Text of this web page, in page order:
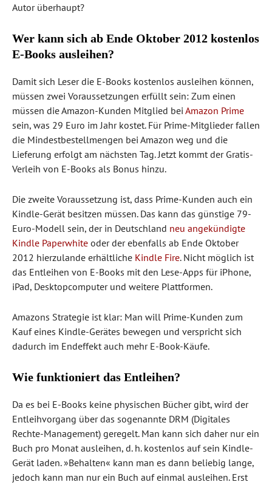
Autor überhaupt?
Wer kann sich ab Ende Oktober 2012 kostenlos
E-Books ausleihen?
Damit sich Leser die E-Books kostenlos ausleihen können,
müssen zwei Voraussetzungen erfüllt sein: Zum einen
müssen die Amazon-Kunden Mitglied bei Amazon Prime
sein, was 29 Euro im Jahr kostet. Für Prime-Mitglieder fallen
die Mindestbestellmengen bei Amazon weg und die
Lieferung erfolgt am nächsten Tag. Jetzt kommt der Gratis-
Verleih von E-Books als Bonus hinzu.
Die zweite Voraussetzung ist, dass Prime-Kunden auch ein
Kindle-Gerät besitzen müssen. Das kann das günstige 79-
Euro-Modell sein, der in Deutschland neu angekündigte
Kindle Paperwhite oder der ebenfalls ab Ende Oktober
2012 hierzulande erhältliche Kindle Fire. Nicht möglich ist
das Entleihen von E-Books mit den Lese-Apps für iPhone,
iPad, Desktopcomputer und weitere Plattformen.
Amazons Strategie ist klar: Man will Prime-Kunden zum
Kauf eines Kindle-Gerätes bewegen und verspricht sich
dadurch im Endeffekt auch mehr E-Book-Käufe.
Wie funktioniert das Entleihen?
Da es bei E-Books keine physischen Bücher gibt, wird der
Entleihvorgang über das sogenannte DRM (Digitales
Rechte-Management) geregelt. Man kann sich daher nur ein
Buch pro Monat ausleihen, d. h. kostenlos auf sein Kindle-
Gerät laden. »Behalten« kann man es dann beliebig lange,
jedoch kann man nur ein Buch auf einmal ausleihen. Erst